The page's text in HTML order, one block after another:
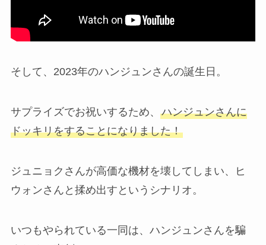
そして、2023年のハンジュンさんの誕生日。
サプライズでお祝いするため、 ハンジュンさんに
ドッキリをすることになりました！
ジュニョクさんが高価な機材を壊してしまい、ヒ
ウォンさんと揉め出すというシナリオ。
いつもやられている一同は、ハンジュンさんを騙